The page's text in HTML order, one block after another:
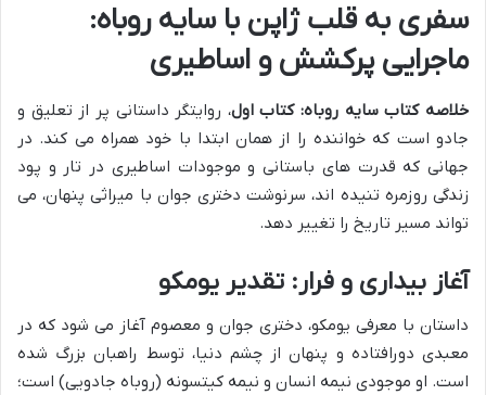
سفری به قلب ژاپن با سایه روباه:
ماجرایی پرکشش و اساطیری
خلاصه کتاب سایه روباه: کتاب اول، روایتگر داستانی پر از تعلیق و
جادو است که خواننده را از همان ابتدا با خود همراه می کند. در
جهانی که قدرت های باستانی و موجودات اساطیری در تار و پود
زندگی روزمره تنیده اند، سرنوشت دختری جوان با میراثی پنهان، می
تواند مسیر تاریخ را تغییر دهد.
آغاز بیداری و فرار: تقدیر یومکو
داستان با معرفی یومکو، دختری جوان و معصوم آغاز می شود که در
معبدی دورافتاده و پنهان از چشم دنیا، توسط راهبان بزرگ شده
است. او موجودی نیمه انسان و نیمه کیتسونه (روباه جادویی) است؛